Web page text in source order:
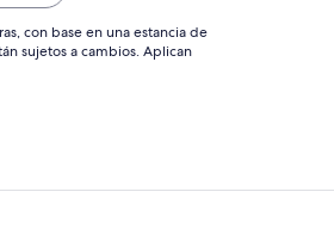
con base en una estancia de
sujetos a cambios. Aplican